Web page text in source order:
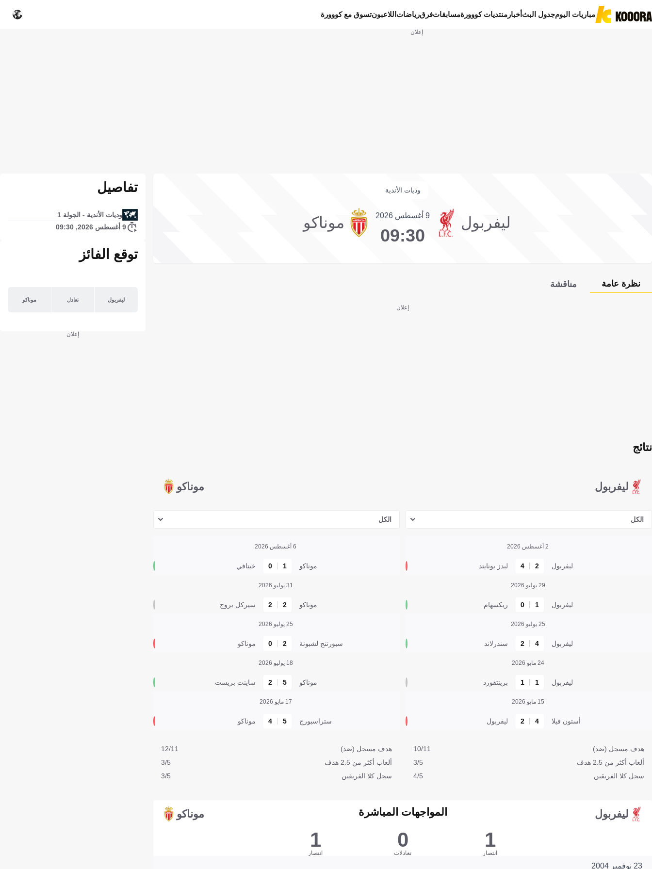
مباريات اليومجدول البثأخبار منتديات كووورةمسابقاتفرقرياضات اللاعبونتسوق مع كووورة
إعلان
وديات الأندية
ليفربول 9 أغسطس 2026
09:30
موناكو
نظرة عامة مناقشة
إعلان
ليفربول
نتائج
موناكو
الكل
2 أغسطس 2026
ليفربول 2
4 ليدز يونايتد
29 يوليو 2026
ليفربول 1
0 ريكسهام
25 يوليو 2026
ليفربول 4
2 سندرلاند
24 مايو 2026
ليفربول 1
1 برينتفورد
15 مايو 2026
أستون فيلا 4
2 ليفربول
هدف مسجل (ضد)
10/11
ألعاب أكثر من 2.5 هدف
3/5
سجل كلا الفريقين
4/5
الكل
6 أغسطس 2026
موناكو 1
0 خيتافي
31 يوليو 2026
موناكو 2
2 سيركل بروج
25 يوليو 2026
سبورتنج لشبونة 2
0 موناكو
18 يوليو 2026
موناكو 5
2 ساينت بريست
17 مايو 2026
ستراسبورج 5
4 موناكو
هدف مسجل (ضد)
12/11
ألعاب أكثر من 2.5 هدف
3/5
سجل كلا الفريقين
3/5
ليفربول المواجهات المباشرة موناكو
1
انتصار
0
تعادلات
1
انتصار
23 نوفمبر 2004
تفاصيل
وديات الأندية - الجولة 1
9 أغسطس 2026, 09:30
توقع الفائز
ليفربول تعادل موناكو
إعلان